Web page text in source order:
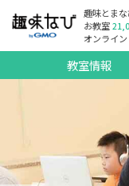
趣味とま
お教室
オンライ
教室情報